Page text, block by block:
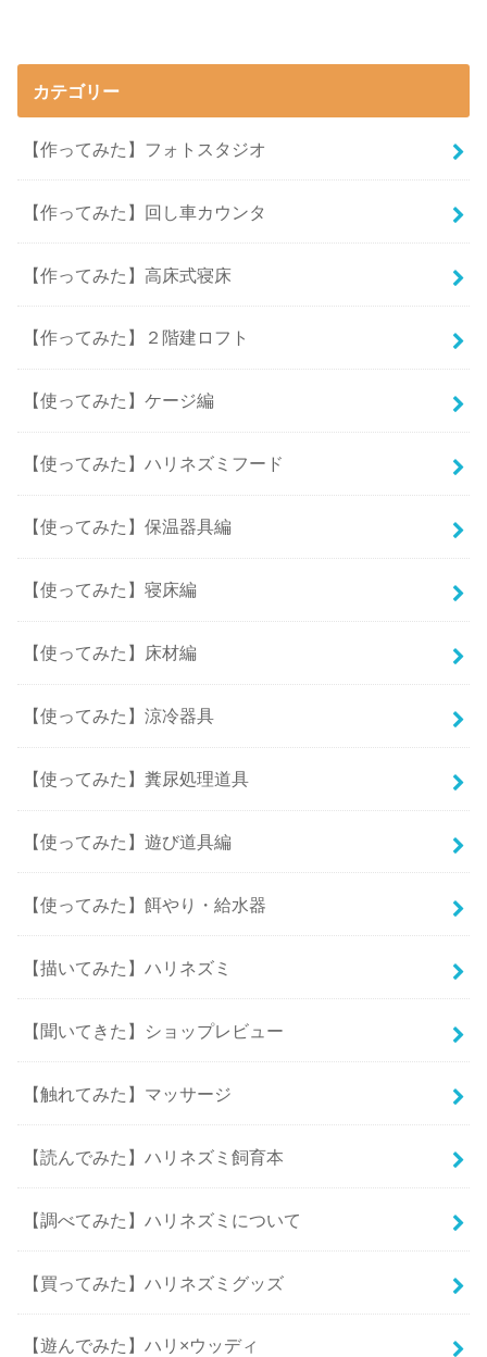
カテゴリー
【作ってみた】フォトスタジオ
【作ってみた】回し車カウンタ
【作ってみた】高床式寝床
【作ってみた】２階建ロフト
【使ってみた】ケージ編
【使ってみた】ハリネズミフード
【使ってみた】保温器具編
【使ってみた】寝床編
【使ってみた】床材編
【使ってみた】涼冷器具
【使ってみた】糞尿処理道具
【使ってみた】遊び道具編
【使ってみた】餌やり・給水器
【描いてみた】ハリネズミ
【聞いてきた】ショップレビュー
【触れてみた】マッサージ
【読んでみた】ハリネズミ飼育本
【調べてみた】ハリネズミについて
【買ってみた】ハリネズミグッズ
【遊んでみた】ハリ×ウッディ